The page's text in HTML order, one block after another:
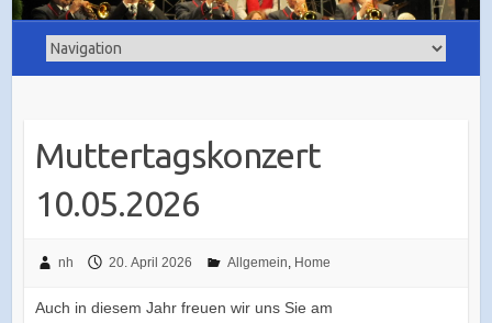
Muttertagskonzert
10.05.2026
nh 20. April 2026 Allgemein, Home
Auch in diesem Jahr freuen wir uns Sie am